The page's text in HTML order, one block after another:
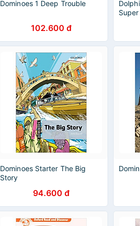
Dominoes 1 Deep Trouble
102.600 đ
Dominoes Starter The Big
Story
94.600 đ